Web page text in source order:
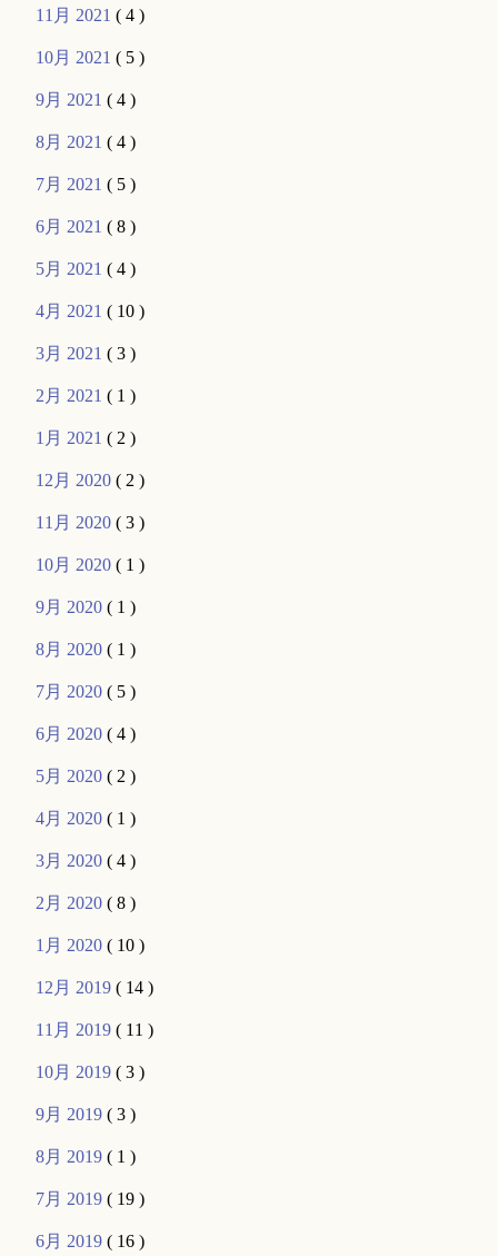
11月 2021( 4 )
10月 2021( 5 )
9月 2021( 4 )
8月 2021( 4 )
7月 2021( 5 )
6月 2021( 8 )
5月 2021( 4 )
4月 2021( 10 )
3月 2021( 3 )
2月 2021( 1 )
1月 2021( 2 )
12月 2020( 2 )
11月 2020( 3 )
10月 2020( 1 )
9月 2020( 1 )
8月 2020( 1 )
7月 2020( 5 )
6月 2020( 4 )
5月 2020( 2 )
4月 2020( 1 )
3月 2020( 4 )
2月 2020( 8 )
1月 2020( 10 )
12月 2019( 14 )
11月 2019( 11 )
10月 2019( 3 )
9月 2019( 3 )
8月 2019( 1 )
7月 2019( 19 )
6月 2019( 16 )